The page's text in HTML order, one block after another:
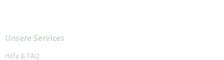
Unsere Services
Hilfe & FAQ